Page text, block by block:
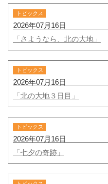
トピックス
2026年07月16日
「さようなら、北の大地」
トピックス
2026年07月16日
「北の大地３日目」
トピックス
2026年07月16日
「七夕の奇跡」